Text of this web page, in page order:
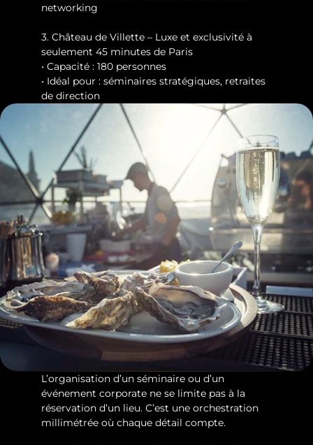
networking
3. Château de Villette – Luxe et exclusivité à
seulement 45 minutes de Paris
• Capacité : 180 personnes
• Idéal pour : séminaires stratégiques, retraites
de direction
L’organisation d’un séminaire ou d’un
événement corporate ne se limite pas à la
réservation d’un lieu. C’est une orchestration
millimétrée où chaque détail compte.